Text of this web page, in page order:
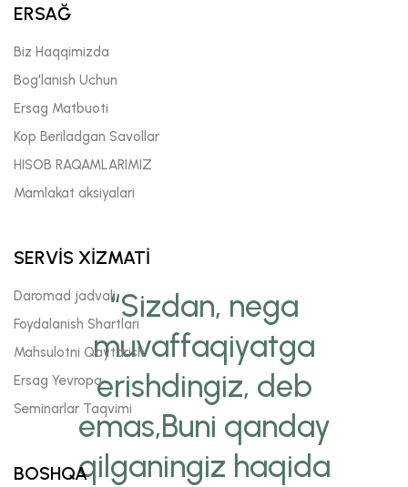
“Sizdan, nega
muvaffaqiyatga
erishdingiz, deb
emas,Buni qanday
qilganingiz haqida
ERSAĞ
Biz Haqqimizda
Bog'lanish Uchun
Ersag Matbuoti
Kop Beriladgan Savollar
HISOB RAQAMLARIMIZ
Mamlakat aksiyalari
SERVİS XİZMATİ
Daromad jadvali
Foydalanish Shartlari
Mahsulotni Qaytarish
Ersag Yevropa
Seminarlar Taqvimi
BOSHQA